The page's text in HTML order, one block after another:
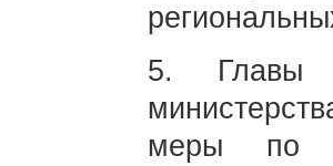
5. Главы
меры по